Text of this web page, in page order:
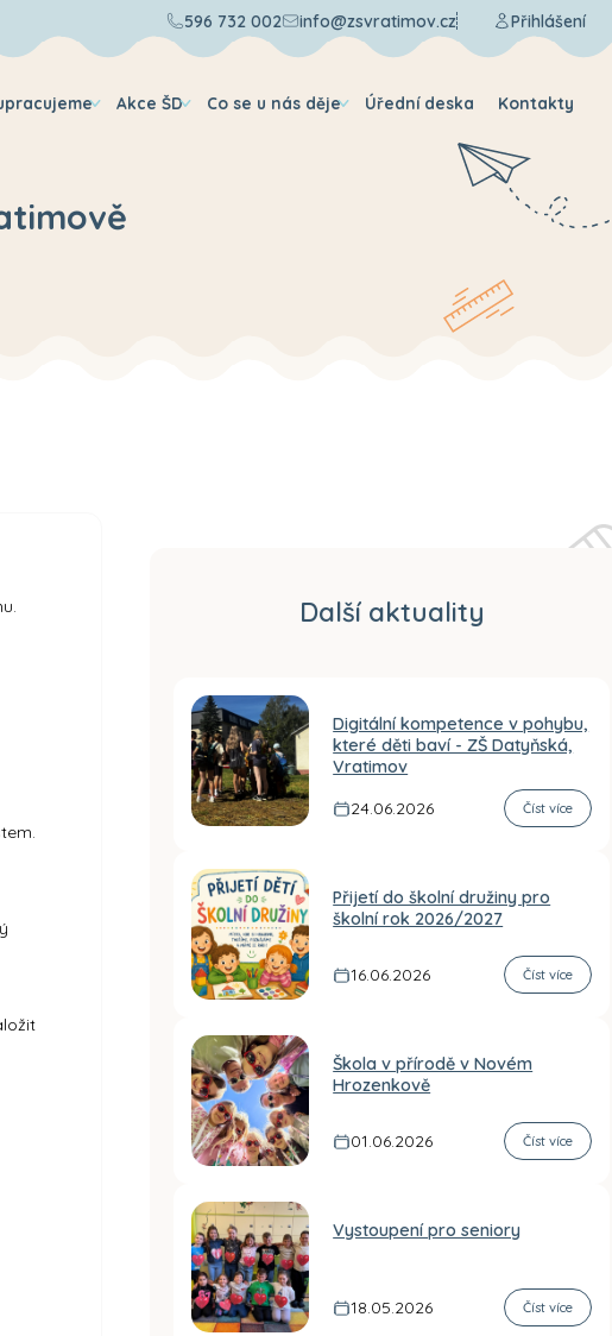
596 732 002 info@zsvratimov.cz Přihlášení
Akce ŠD Co se u nás děje Úřední deska Kontakty
Další aktuality
Digitální kompetence v pohybu,
které děti baví - ZŠ Datyňská,
Vratimov
24.06.2026
Číst více
Přijetí do školní družiny pro
školní rok 2026/2027
16.06.2026 Číst více
Škola v přírodě v Novém
Hrozenkově
01.06.2026 Číst více
Vystoupení pro seniory
18.05.2026 Číst více